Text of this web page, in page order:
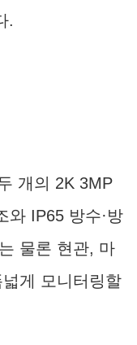
.
개의 2K 3MP
와 IP65 방수·방
물론 현관, 마
게 모니터링할